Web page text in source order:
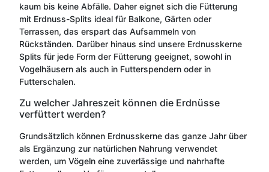
kaum bis keine Abfälle. Daher eignet sich die Fütterung
mit Erdnuss-Splits ideal für Balkone, Gärten oder
Terrassen, das erspart das Aufsammeln von
Rückständen. Darüber hinaus sind unsere Erdnusskerne
Splits für jede Form der Fütterung geeignet, sowohl in
Vogelhäusern als auch in Futterspendern oder in
Futterschalen.
Zu welcher Jahreszeit können die Erdnüsse
verfüttert werden?
Grundsätzlich können Erdnusskerne das ganze Jahr über
als Ergänzung zur natürlichen Nahrung verwendet
werden, um Vögeln eine zuverlässige und nahrhafte